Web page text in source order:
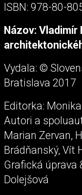
ISBN: 978-80-
Názov:
Vydala: ©
Bratislava 2017
Editorka:
Autori a
Marian Zervan,
Brádňanský, Vít
Grafická úprava
Dolejšová